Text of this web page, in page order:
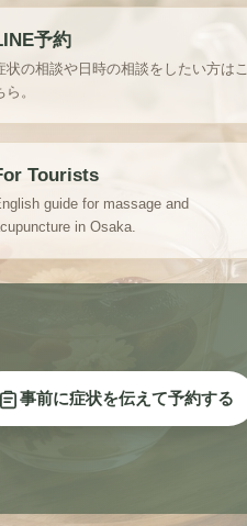
予約
状の相談や日時の相談をしたい方はこ
ら。
Tourists
guide for massage and
in Osaka.
事前に症状を伝えて予約する